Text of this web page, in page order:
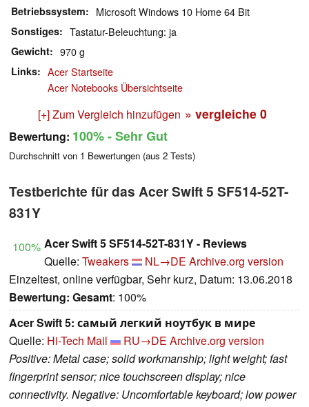
Betriebssystem Microsoft Windows 10 Home 64 Bit
Sonstiges Tastatur-Beleuchtung: ja
Gewicht 970 g
Links
Acer Startseite
Acer Notebooks Übersichtseite
[+] Zum Vergleich hinzufügen » vergleiche 0
Bewertung: 100%- Sehr Gut
Durchschnitt von 1 Bewertungen (aus 2 Tests)
Testberichte für das Acer Swift 5 SF514-52T-
831Y
100% Acer Swift 5 SF514-52T-831Y - Reviews
Quelle: Tweakers NL→DE Archive.org version
Einzeltest, online verfügbar, Sehr kurz, Datum: 13.06.2018
Bewertung: Gesamt: 100%
Acer Swift 5: самый легкий ноутбук в мире
Quelle: Hi-Tech Mail RU→DE Archive.org version
Positive: Metal case; solid workmanship; light weight; fast
fingerprint sensor; nice touchscreen display; nice
connectivity. Negative: Uncomfortable keyboard; low power